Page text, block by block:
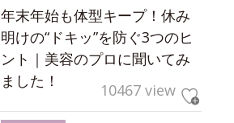
年末年始も体型キープ！休み
明けの“ドキッ”を防ぐ3つのヒ
ント｜美容のプロに聞いてみ
ました！
10467 view